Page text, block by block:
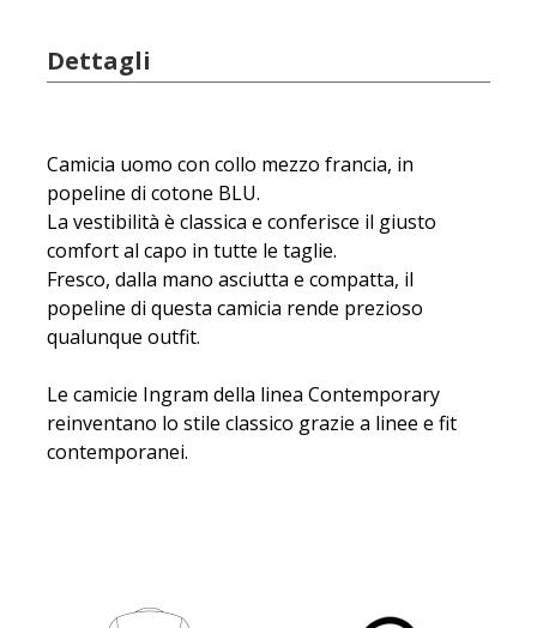
Dettagli
Camicia uomo con collo mezzo francia, in
popeline di cotone BLU.
La vestibilità è classica e conferisce il giusto
comfort al capo in tutte le taglie.
Fresco, dalla mano asciutta e compatta, il
popeline di questa camicia rende prezioso
qualunque outfit.
Le camicie Ingram della linea Contemporary
reinventano lo stile classico grazie a linee e fit
contemporanei.